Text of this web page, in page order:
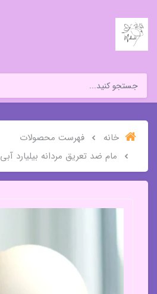
خانه
فهرست محصولات
مام ضد تعریق مردانه بیلیارد آبی